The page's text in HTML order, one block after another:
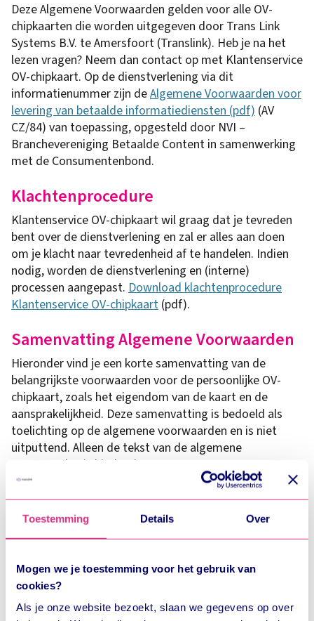
Toestemming Details Over
Mogen we je toestemming voor het gebruik van
cookies?
Als je onze website bezoekt, slaan we gegevens op over
Deze Algemene Voorwaarden gelden voor alle OV-
chipkaarten die worden uitgegeven door Trans Link
Systems B.V. te Amersfoort (Translink). Heb je na het
lezen vragen? Neem dan contact op met Klantenservice
OV-chipkaart. Op de dienstverlening via dit
informatienummer zijn deAlgemene Voorwaarden voor
levering van betaalde informatiediensten (pdf) (AV
CZ/84) van toepassing, opgesteld door NVI –
Branchevereniging Betaalde Content in samenwerking
met de Consumentenbond.
Klachtenprocedure
Klantenservice OV-chipkaart wil graag dat je tevreden
bent over de dienstverlening en zal er alles aan doen
om je klacht naar tevredenheid af te handelen. Indien
nodig, worden de dienstverlening en (interne)
processen aangepast. Download klachtenprocedure
Klantenservice OV-chipkaart (pdf).
Samenvatting Algemene Voorwaarden
Hieronder vind je een korte samenvatting van de
belangrijkste voorwaarden voor de persoonlijke OV-
chipkaart, zoals het eigendom van de kaart en de
aansprakelijkheid. Deze samenvatting is bedoeld als
toelichting op de algemene voorwaarden en is niet
uitputtend. Alleen de tekst van de algemene
voorwaarden is bindend.
Uitgever, kaarthouder en vervoerder
Bij de OV-chipkaart zijn drie partijen betrokken:
De kaarthouder: de gebruiker van de kaart;
Het ov-bedrijf dat de kaarthouder in staat stelt om met